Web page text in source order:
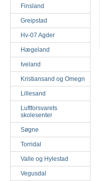
Finsland
Greipstad
Hv-07 Agder
Hægeland
Iveland
Kristiansand og Omegn
Lillesand
Luftforsvarets
skolesenter
Søgne
Torridal
Valle og Hylestad
Vegusdal